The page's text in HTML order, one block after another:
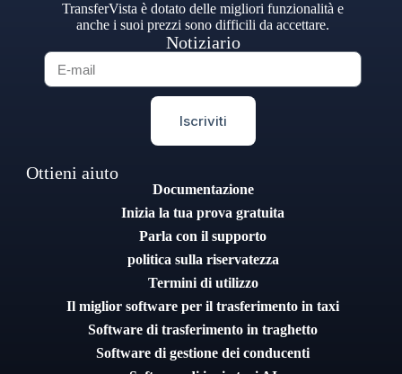
TransferVista è dotato delle migliori funzionalità e
anche i suoi prezzi sono difficili da accettare.
Notiziario
Iscriviti
Ottieni aiuto
Documentazione
Inizia la tua prova gratuita
Parla con il supporto
politica sulla riservatezza
Termini di utilizzo
Il miglior software per il trasferimento in taxi
Software di trasferimento in traghetto
Software di gestione dei conducenti